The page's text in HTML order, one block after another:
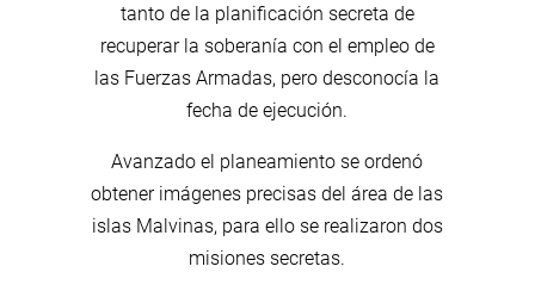
tanto de la planificación secreta de
recuperar la soberanía con el empleo de
las Fuerzas Armadas, pero desconocía la
fecha de ejecución.
Avanzado el planeamiento se ordenó
obtener imágenes precisas del área de las
islas Malvinas, para ello se realizaron dos
misiones secretas.